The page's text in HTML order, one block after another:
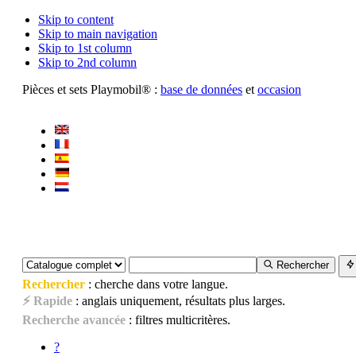
Skip to content
Skip to main navigation
Skip to 1st column
Skip to 2nd column
Pièces et sets Playmobil® : base de donnéeset occasion
Rechercher
Rechercher: cherche dans votre langue.
⚡ Rapide: anglais uniquement, résultats plus larges.
Recherche avancée: filtres multicritères.
?